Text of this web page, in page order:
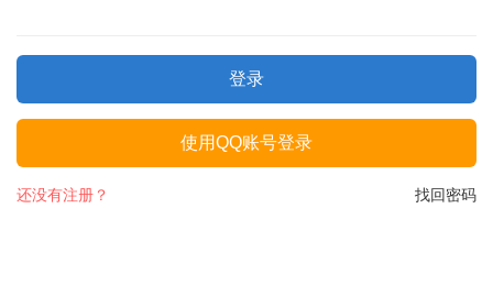
登录
使用QQ账号登录
找回密码
还没有注册？